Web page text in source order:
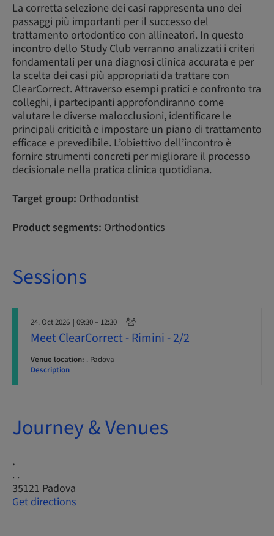
La corretta selezione dei casi rappresenta uno dei
passaggi più importanti per il successo del
trattamento ortodontico con allineatori. In questo
incontro dello Study Club verranno analizzati i criteri
fondamentali per una diagnosi clinica accurata e per
la scelta dei casi più appropriati da trattare con
ClearCorrect. Attraverso esempi pratici e confronto tra
colleghi, i partecipanti approfondiranno come
valutare le diverse malocclusioni, identificare le
principali criticità e impostare un piano di trattamento
efficace e prevedibile. L’obiettivo dell’incontro è
fornire strumenti concreti per migliorare il processo
decisionale nella pratica clinica quotidiana.
Target group: Orthodontist
Product segments: Orthodontics
Sessions
24. Oct 2026 | 09:30 – 12:30
Meet ClearCorrect - Rimini - 2/2
Venue location: . Padova
Description
Journey & Venues
.
. .
35121 Padova
Get directions